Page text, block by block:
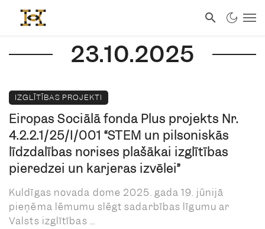
23.10.2025
IZGLĪTĪBAS PROJEKTI
Eiropas Sociālā fonda Plus projekts Nr.
4.2.2.1/25/I/001 “STEM un pilsoniskās
līdzdalības norises plašākai izglītības
pieredzei un karjeras izvēlei”
Kuldīgas novada dome 2025. gada 19. jūnijā
pieņēma lēmumu slēgt sadarbības līgumu ar
Valsts izglītības ...